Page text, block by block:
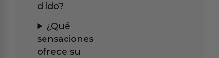
dildo?
¿Qué
sensaciones
ofrece su